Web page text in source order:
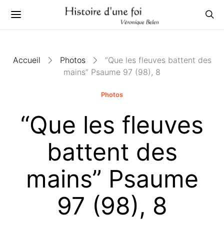
Accueil Photos
“Que les fleuves battent des
mains” Psaume 97 (98), 8
Photos
“Que les fleuves
battent des
mains” Psaume
97 (98), 8